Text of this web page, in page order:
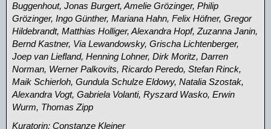
Buggenhout, Jonas Burgert, Amelie Grözinger, Philip
Grözinger, Ingo Günther, Mariana Hahn, Felix Höfner, Gregor
Hildebrandt, Matthias Holliger, Alexandra Hopf, Zuzanna Janin,
Bernd Kastner, Via Lewandowsky, Grischa Lichtenberger,
Joep van Liefland, Henning Lohner, Dirk Moritz, Darren
Norman, Werner Palkovits, Ricardo Peredo, Stefan Rinck,
Maik Schierloh, Gundula Schulze Eldowy, Natalia Szostak,
Alexandra Vogt, Gabriela Volanti, Ryszard Wasko, Erwin
Wurm, Thomas Zipp
Kuratorin: Constanze Kleiner